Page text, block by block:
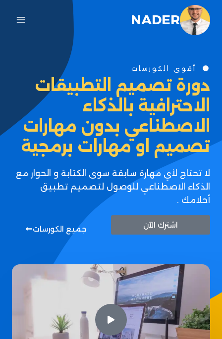
NADER
أقوى الكورسات
دورة تصميم التطبيقات
الاحترافية بالذكاء
الاصطناعي بدون مهارات
تصميم او مهارات برمجية
لا تحتاج لأي مهارة سابقة سوى الكتابة و الحوار مع
الذكاء الاصطناعي للوصول لتصميم تطبيق
أحلامك .
اشترك الآن جميع الكورسات